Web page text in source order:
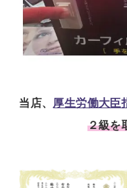
当店、 厚生労働大臣
２級を